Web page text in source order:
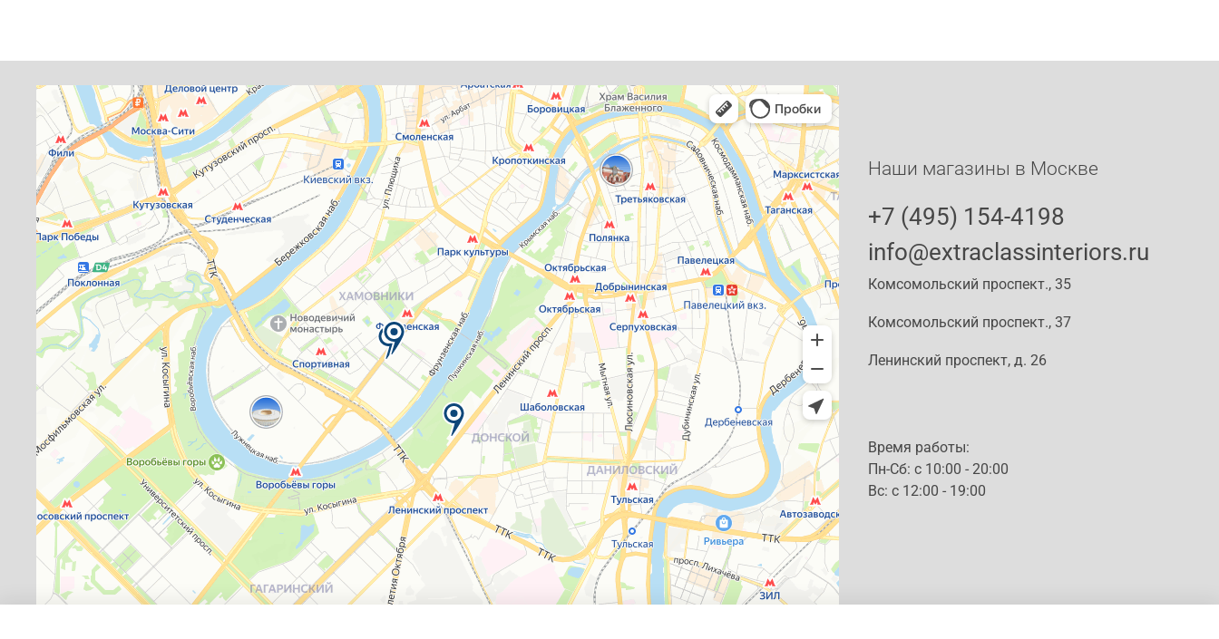
Наши магазины в Москве
+7 (495) 154-4198
info@extraclassinteriors.ru
Комсомольский проспект., 35
Комсомольский проспект., 37
Ленинский проспект, д. 26
Время работы:
Пн-Сб: c 10:00 - 20:00
Вс: с 12:00 - 19:00